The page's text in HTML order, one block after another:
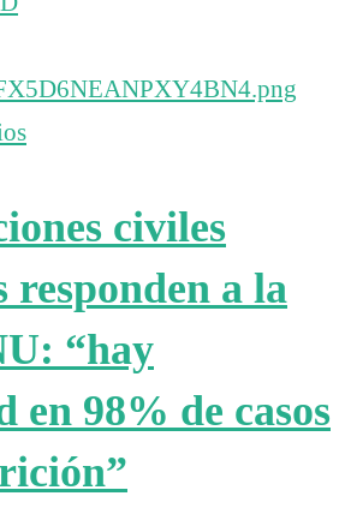
civiles
responden a la
“hay
en 98% de casos